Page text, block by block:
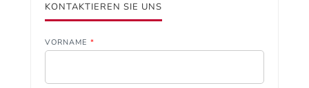
KONTAKTIEREN SIE UNS
VORNAME *